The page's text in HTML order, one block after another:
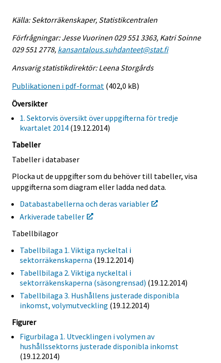
Källa: Sektorräkenskaper, Statistikcentralen
Förfrågningar: Jesse Vuorinen 029 551 3363, Katri Soinne
029 551 2778, kansantalous.suhdanteet@stat.fi
Ansvarig statistikdirektör: Leena Storgårds
Publikationen i pdf-format (402,0 kB)
Översikter
1. Sektorvis översikt över uppgifterna för tredje
kvartalet 2014 (19.12.2014)
Tabeller
Tabeller i databaser
Plocka ut de uppgifter som du behöver till tabeller, visa
uppgifterna som diagram eller ladda ned data.
Databastabellerna och deras variabler
Arkiverade tabeller
Tabellbilagor
Tabellbilaga 1. Viktiga nyckeltal i
sektorräkenskaperna (19.12.2014)
Tabellbilaga 2. Viktiga nyckeltal i
sektorräkenskaperna (säsongrensad) (19.12.2014)
Tabellbilaga 3. Hushållens justerade disponibla
inkomst, volymutveckling (19.12.2014)
Figurer
Figurbilaga 1. Utvecklingen i volymen av
hushållssektorns justerade disponibla inkomst
(19.12.2014)